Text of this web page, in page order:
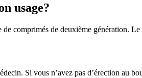
usage?
comprimés de deuxième génération.
Si vous n’avez pas d’érection au